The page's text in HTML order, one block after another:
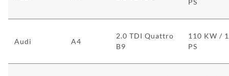
PS
Audi A4
2.0 TDI Quattro
B9
110 KW /
PS